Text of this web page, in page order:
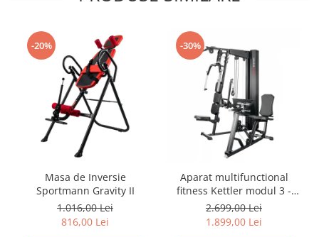
-20%
Masa de Inversie
Sportmann Gravity II
1.016,00 Lei
816,00 Lei
-30%
Aparat multifunctional
fitness Kettler modul 3 -
KINETIC SYSTEM
2.699,00 Lei
1.899,00 Lei